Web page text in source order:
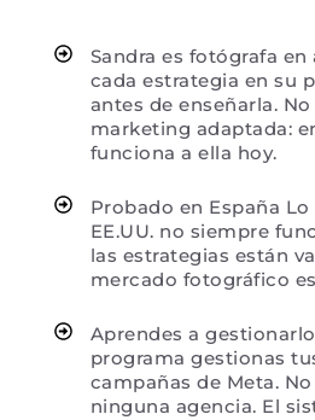
Sandra es fotógrafa
cada estrategia en su
antes de enseñarla.
marketing adaptada:
funciona a ella hoy.
Probado en España
EE.UU. no siempre
las estrategias están
mercado fotográfico
Aprendes a
programa gestionas
campañas de Meta.
ninguna agencia. El